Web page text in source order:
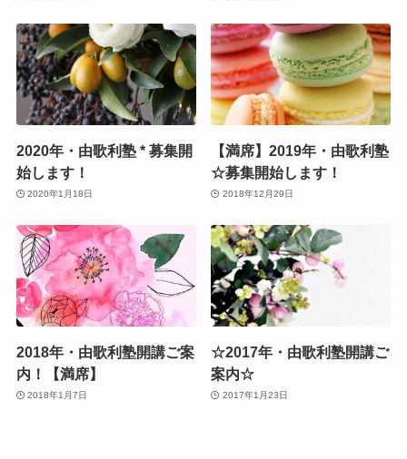
2020年・由歌利塾 * 募集開
始します！
2020年1月18日
【満席】2019年・由歌利塾
☆募集開始します！
2018年12月29日
2018年・由歌利塾開講ご案
内！【満席】
2018年1月7日
☆2017年・由歌利塾開講ご
案内☆
2017年1月23日